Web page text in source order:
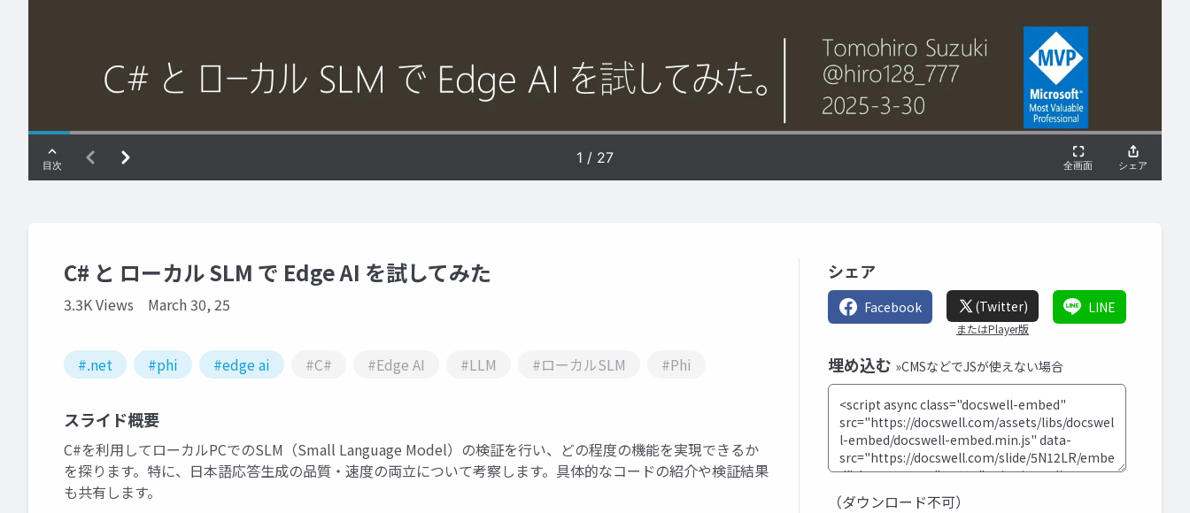
C# と ローカル SLM で Edge AI を試してみた
3.3K Views March 30, 25
#.net #phi #edge ai #C# #Edge AI #LLM #ローカルSLM #Phi
スライド概要
C#を利用してローカルPCでのSLM（Small Language Model）の検証を行い、どの程度の機能を実現できるか
を探ります。特に、日本語応答生成の品質・速度の両立について考察します。具体的なコードの紹介や検証結果
も共有します。
シェア
Facebook (Twitter)
またはPlayer版
LINE
埋め込む »CMSなどでJSが使えない場合
（ダウンロード不可）